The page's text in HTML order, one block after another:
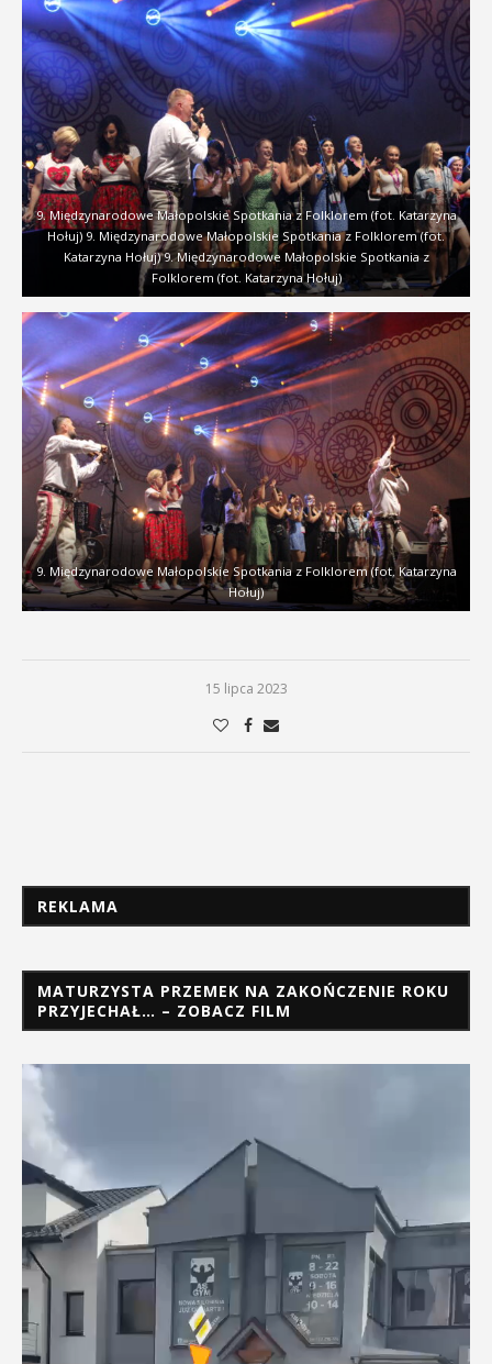
9. Międzynarodowe Małopolskie Spotkania z Folklorem (fot. Katarzyna
Hołuj) 9. Międzynarodowe Małopolskie Spotkania z Folklorem (fot.
Katarzyna Hołuj) 9. Międzynarodowe Małopolskie Spotkania z
Folklorem (fot. Katarzyna Hołuj)
9. Międzynarodowe Małopolskie Spotkania z Folklorem (fot. Katarzyna
Hołuj)
15 lipca 2023
REKLAMA
MATURZYSTA PRZEMEK NA ZAKOŃCZENIE ROKU
PRZYJECHAŁ… – ZOBACZ FILM
Odtwarzacz